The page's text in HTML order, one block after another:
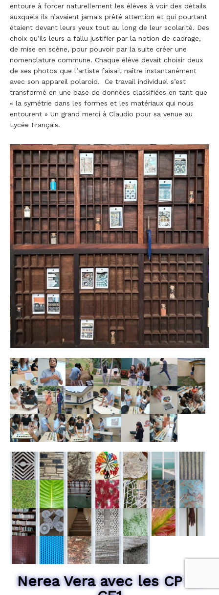
entoure à forcer naturellement les élèves à voir des détails
auxquels ils n’avaient jamais prêté attention et qui pourtant
étaient devant leurs yeux tout au long de leur scolarité. Des
choix qu’ils leurs a fallu justifier par la notion de cadrage,
de mise en scène, pour pouvoir par la suite créer une
nomenclature commune. Chaque élève devait choisir deux
de ses photos que l’artiste faisait naître instantanément
avec son appareil polaroid. Ce travail individuel s’est
transformé en une base de données classifiées en tant que
« la symétrie dans les formes et les matériaux qui nous
entourent » Un grand merci à Claudio pour sa venue au
Lycée Français.
Nerea Vera avec les CP et